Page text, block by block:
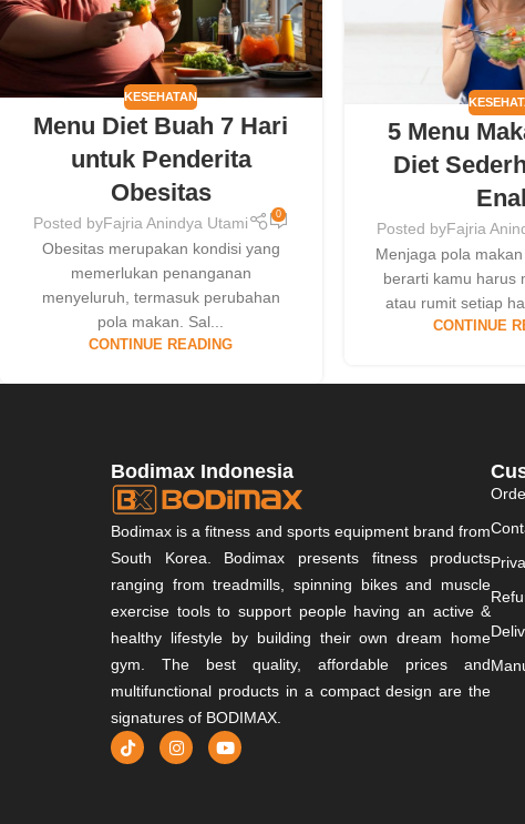
KESEHATAN
Menu Diet Buah 7 Hari
untuk Penderita
Obesitas
Posted byFajria Anindya Utami 0
Obesitas merupakan kondisi yang
memerlukan penanganan
menyeluruh, termasuk perubahan
pola makan. Sal...
CONTINUE READING
5 Menu
Diet
Posted byFajria
Menjaga pola
berarti kamu harus
atau rumit setiap
CONTINUE
Bodimax Indonesia
Bodimax is a fitness and sports equipment brand from
South Korea. Bodimax presents fitness products
ranging from treadmills, spinning bikes and muscle
exercise tools to support people having an active &
healthy lifestyle by building their own dream home
gym. The best quality, affordable prices and
multifunctional products in a compact design are the
signatures of BODIMAX.